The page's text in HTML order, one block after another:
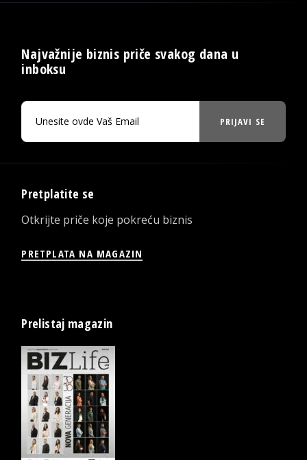
Najvažnije biznis priče svakog dana u
inboksu
PRIJAVI SE
Pretplatite se
Otkrijte priče koje pokreću biznis
PRETPLATA NA MAGAZIN
Prelistaj magazin